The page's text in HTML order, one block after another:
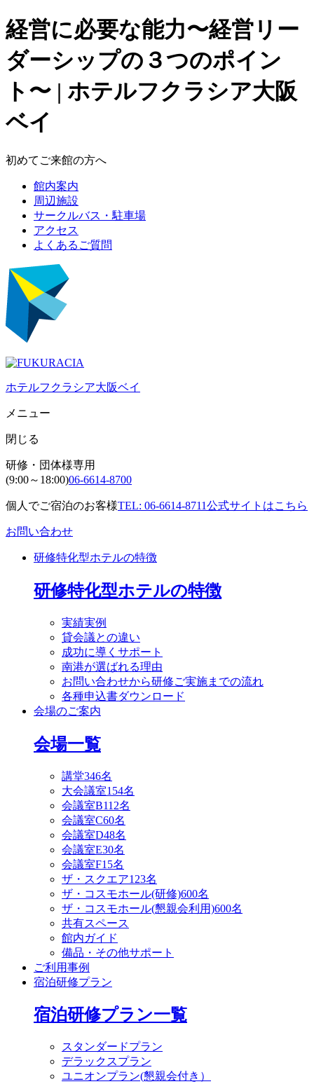
経営に必要な能力〜経営リー
ダーシップの３つのポイン
ト〜 | ホテルフクラシア大阪
ベイ
初めてご来館の方へ
館内案内
周辺施設
サークルバス・駐車場
アクセス
よくあるご質問
ホテルフクラシア大阪ベイ
メニュー
閉じる
研修・団体様専用
(9:00～18:00)06-6614-8700
個人でご宿泊のお客様TEL: 06-6614-8711公式サイトはこちら
お問い合わせ
研修特化型ホテルの特徴
研修特化型ホテルの特徴
実績実例
貸会議との違い
成功に導くサポート
南港が選ばれる理由
お問い合わせから研修ご実施までの流れ
各種申込書ダウンロード
会場のご案内
会場一覧
講堂346名
大会議室154名
会議室B112名
会議室C60名
会議室D48名
会議室E30名
会議室F15名
ザ・スクエア123名
ザ・コスモホール(研修)600名
ザ・コスモホール(懇親会利用)600名
共有スペース
館内ガイド
備品・その他サポート
ご利用事例
宿泊研修プラン
宿泊研修プラン一覧
スタンダードプラン
デラックスプラン
ユニオンプラン(懇親会付き）